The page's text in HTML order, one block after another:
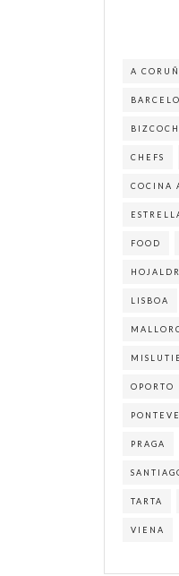
A
CHEFS
COCINA
FOOD
LISBOA
OPORTO
PRAGA
TARTA
VIENA